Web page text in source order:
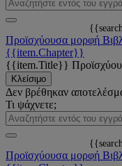
Προϊσχύουσα μορφή
{{item.Chapter}}
{{item.Title}}
Κλείσιμο
Δεν βρέθηκαν
Τι ψάχνετε;
Προϊσχύουσα μορφή